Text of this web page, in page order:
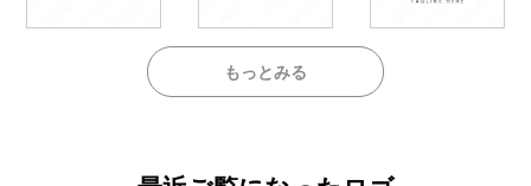
もっとみる